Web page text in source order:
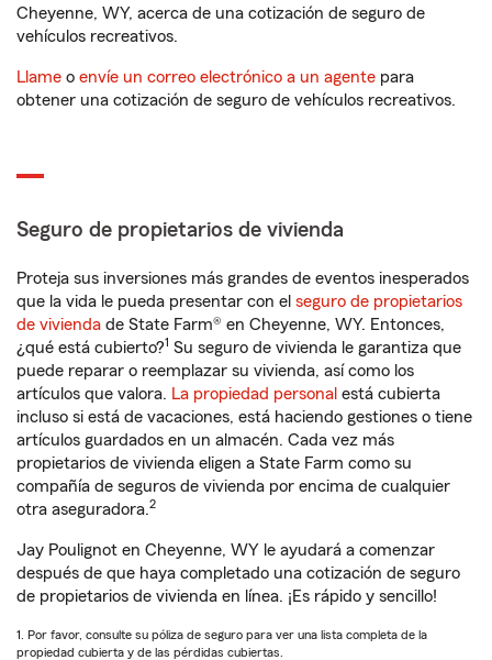
Cheyenne, WY, acerca de una cotización de seguro de
vehículos recreativos.
Llame o envíe un correo electrónico a un agente para
obtener una cotización de seguro de vehículos recreativos.
Seguro de propietarios de vivienda
Proteja sus inversiones más grandes de eventos inesperados
que la vida le pueda presentar con el seguro de propietarios
de vivienda de State Farm® en Cheyenne, WY. Entonces,
¿qué está cubierto?1 Su seguro de vivienda le garantiza que
puede reparar o reemplazar su vivienda, así como los
artículos que valora. La propiedad personal está cubierta
incluso si está de vacaciones, está haciendo gestiones o tiene
artículos guardados en un almacén. Cada vez más
propietarios de vivienda eligen a State Farm como su
compañía de seguros de vivienda por encima de cualquier
otra aseguradora.2
Jay Poulignot en Cheyenne, WY le ayudará a comenzar
después de que haya completado una cotización de seguro
de propietarios de vivienda en línea. ¡Es rápido y sencillo!
1. Por favor, consulte su póliza de seguro para ver una lista completa de la
propiedad cubierta y de las pérdidas cubiertas.